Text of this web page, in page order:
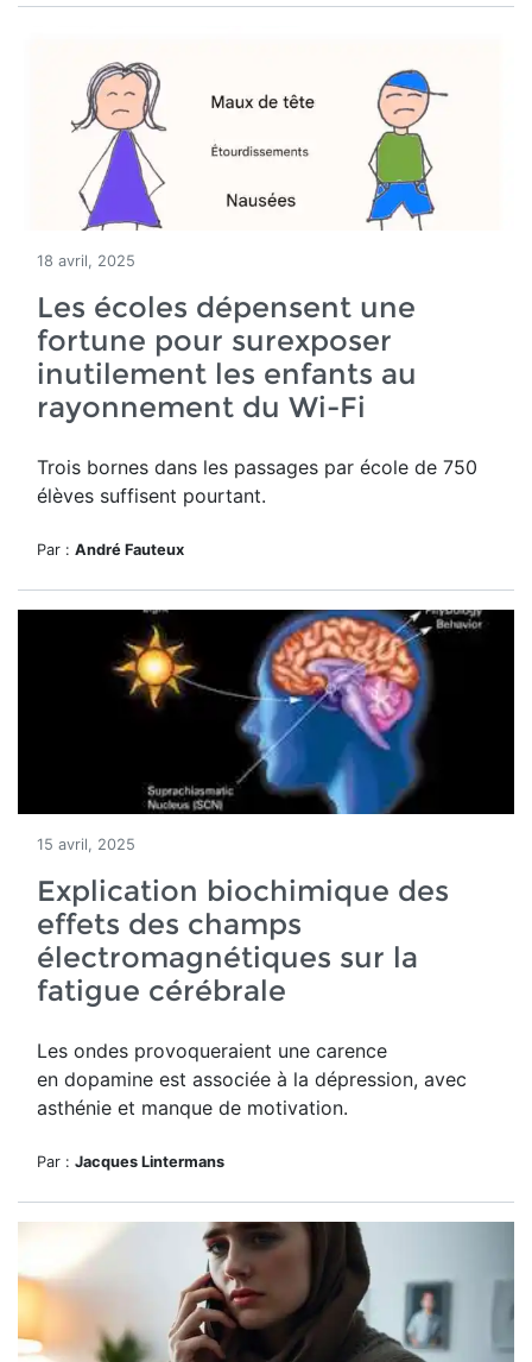
18 avril, 2025
Les écoles dépensent une
fortune pour surexposer
inutilement les enfants au
rayonnement du Wi-Fi
Trois bornes dans les passages par école de 750
élèves suffisent pourtant.
Par : André Fauteux
15 avril, 2025
Explication biochimique des
effets des champs
électromagnétiques sur la
fatigue cérébrale
Les ondes provoqueraient une carence
en dopamine est associée à la dépression, avec
asthénie et manque de motivation.
Par : Jacques Lintermans